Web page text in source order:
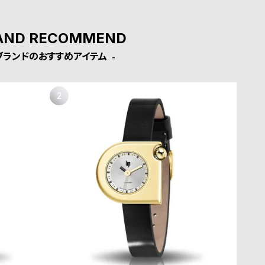
RECOMMEND
ランドのおすすめアイテム